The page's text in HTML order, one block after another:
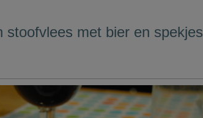
stoofvlees met bier en spekjes